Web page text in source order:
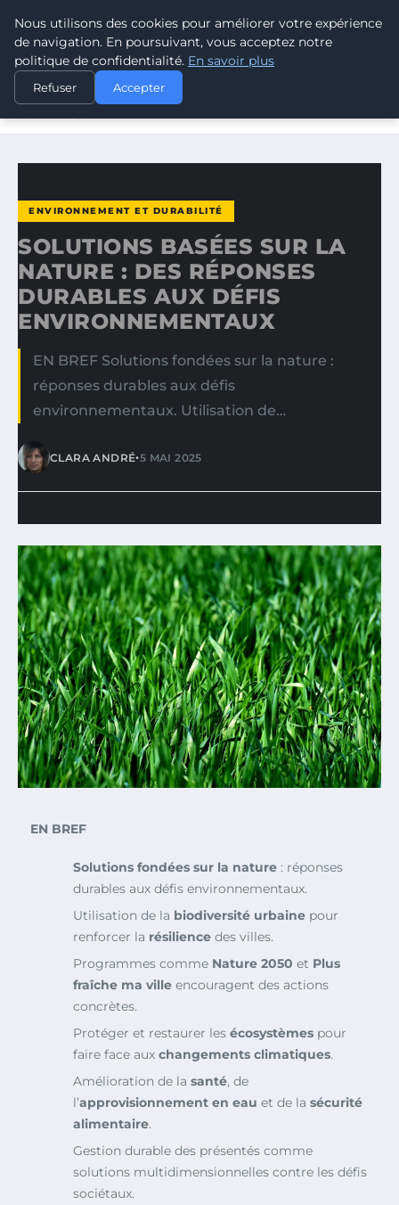
CLIMATE RESPONSE BLOG
ACCUEIL
ENVIRONNEMENT ET DURABILITÉ
SOLUTIONS BASÉES SUR LA NATURE : DES RÉPONSES
ENVIRONNEMENT ET DURABILITÉ
SOLUTIONS BASÉES SUR LA
NATURE : DES RÉPONSES
DURABLES AUX DÉFIS
ENVIRONNEMENTAUX
EN BREF Solutions fondées sur la nature :
réponses durables aux défis
environnementaux. Utilisation de…
CLARA ANDRÉ•5 MAI 2025
EN BREF
Solutions fondées sur la nature : réponses
durables aux défis environnementaux.
Utilisation de la biodiversité urbaine pour
renforcer la résilience des villes.
Programmes comme Nature 2050 et Plus
fraîche ma ville encouragent des actions
concrètes.
Protéger et restaurer les écosystèmes pour
faire face aux changements climatiques.
Amélioration de la santé, de
l’approvisionnement en eau et de la sécurité
alimentaire.
Gestion durable des présentés comme
solutions multidimensionnelles contre les défis
sociétaux.
Nous utilisons des cookies pour améliorer votre expérience
de navigation. En poursuivant, vous acceptez notre
politique de confidentialité. En savoir plus
Refuser Accepter